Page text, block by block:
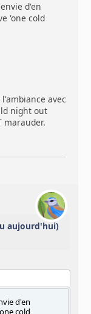
d'en
'one cold
avec
night out
marauder.
aujourd'hui)
d'en
cold